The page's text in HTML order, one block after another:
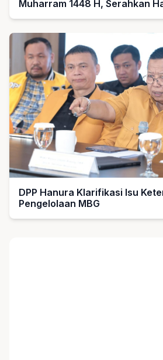
Muharram 1448 H, Serahkan
DPP Hanura Klarifikasi Isu
Pengelolaan MBG